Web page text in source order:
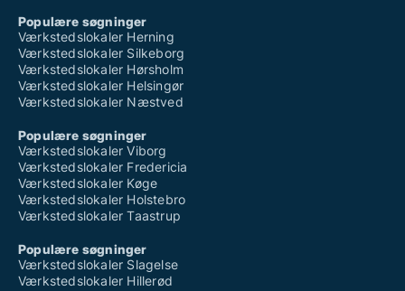
Populære søgninger
Værkstedslokaler Herning
Værkstedslokaler Silkeborg
Værkstedslokaler Hørsholm
Værkstedslokaler Helsingør
Værkstedslokaler Næstved
Populære søgninger
Værkstedslokaler Viborg
Værkstedslokaler Fredericia
Værkstedslokaler Køge
Værkstedslokaler Holstebro
Værkstedslokaler Taastrup
Populære søgninger
Værkstedslokaler Slagelse
Værkstedslokaler Hillerød